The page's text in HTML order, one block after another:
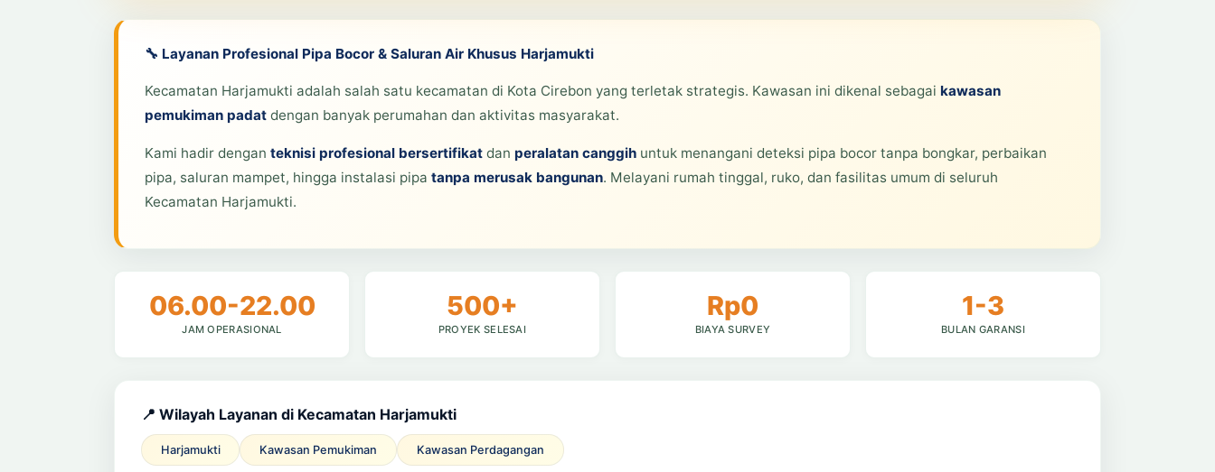
🔧 Layanan Profesional Pipa Bocor & Saluran Air Khusus Harjamukti
Kecamatan Harjamukti adalah salah satu kecamatan di Kota Cirebon yang terletak strategis. Kawasan ini dikenal sebagai kawasan
pemukiman padatdengan banyak perumahan dan aktivitas masyarakat.
Kami hadir dengan teknisi profesional bersertifikatdan peralatan canggihuntuk menangani deteksi pipa bocor tanpa bongkar, perbaikan
pipa, saluran mampet, hingga instalasi pipa tanpa merusak bangunan. Melayani rumah tinggal, ruko, dan fasilitas umum di seluruh
Kecamatan Harjamukti.
06.00-22.00
JAM OPERASIONAL
500+
PROYEK SELESAI
Rp0
BIAYA SURVEY
1-3
BULAN GARANSI
📍 Wilayah Layanan di Kecamatan Harjamukti
Harjamukti Kawasan Pemukiman Kawasan Perdagangan